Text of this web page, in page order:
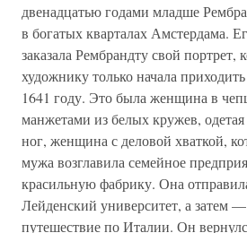
двенадцатью годами младше
в богатых кварталах Амстердама.
заказала Рембрандту свой портрет,
художнику только начала
1641 году. Это была женщина в
манжетами из белых кружев,
ног, женщина с деловой хваткой,
мужа возглавила семейное
красильную фабрику. Она
Лейденский университет, а затем
путешествие по Италии. Он